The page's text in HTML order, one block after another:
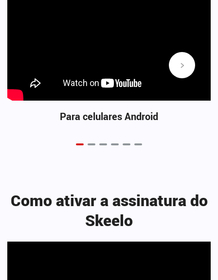
Para celulares Android
Como ativar a assinatura do
Skeelo